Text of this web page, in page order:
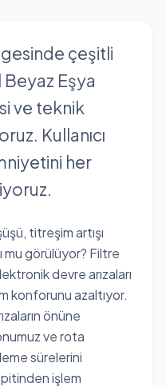
çeşitli
Eşya
ve teknik
Kullanıcı
her
titreşim artışı
mu görülüyor? Filtre
devre arızaları
konforunu azaltıyor.
önüne
ve rota
sürelerini
işlem